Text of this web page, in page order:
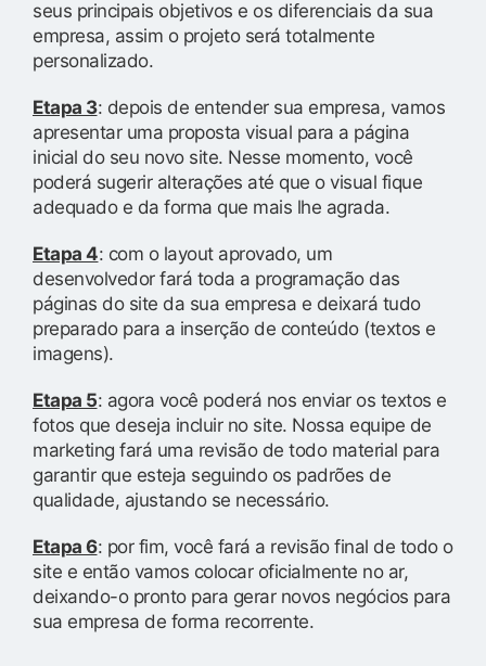
seus principais objetivos e os diferenciais da sua
empresa, assim o projeto será totalmente
personalizado.
Etapa 3: depois de entender sua empresa, vamos
apresentar uma proposta visual para a página
inicial do seu novo site. Nesse momento, você
poderá sugerir alterações até que o visual fique
adequado e da forma que mais lhe agrada.
Etapa 4: com o layout aprovado, um
desenvolvedor fará toda a programação das
páginas do site da sua empresa e deixará tudo
preparado para a inserção de conteúdo (textos e
imagens).
Etapa 5: agora você poderá nos enviar os textos e
fotos que deseja incluir no site. Nossa equipe de
marketing fará uma revisão de todo material para
garantir que esteja seguindo os padrões de
qualidade, ajustando se necessário.
Etapa 6: por fim, você fará a revisão final de todo o
site e então vamos colocar oficialmente no ar,
deixando-o pronto para gerar novos negócios para
sua empresa de forma recorrente.